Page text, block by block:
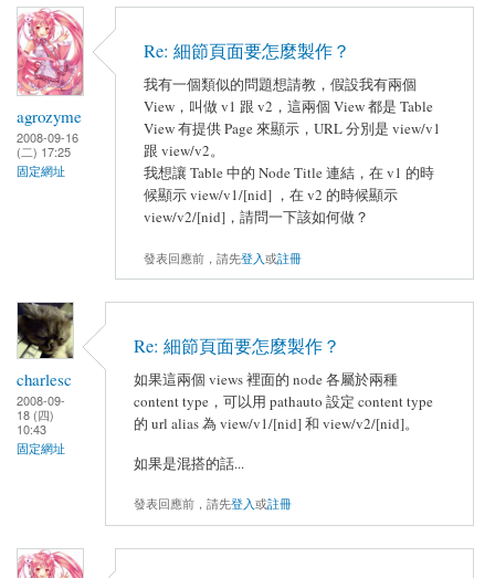
agrozyme
2008-09-16
(二) 17:25
固定網址
Re: 細節頁面要怎麼製作？
我有一個類似的問題想請教，假設我有兩個
View，叫做 v1 跟 v2，這兩個 View 都是 Table
View 有提供 Page 來顯示，URL 分別是 view/v1
跟 view/v2。
我想讓 Table 中的 Node Title 連結，在 v1 的時
候顯示 view/v1/[nid] ，在 v2 的時候顯示
view/v2/[nid]，請問一下該如何做？
發表回應前，請先登入或註冊
charlesc
2008-09-
18 (四)
10:43
固定網址
Re: 細節頁面要怎麼製作？
如果這兩個 views 裡面的 node 各屬於兩種
content type，可以用 pathauto 設定 content type
的 url alias 為 view/v1/[nid] 和 view/v2/[nid]。
如果是混搭的話...
發表回應前，請先登入或註冊